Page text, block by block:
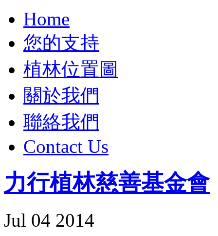
Home
您的支持
植林位置圖
關於我們
聯絡我們
Contact Us
力行植林慈善基金會
Jul 04 2014